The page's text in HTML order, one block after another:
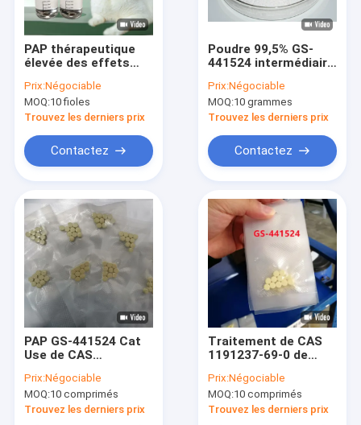
PAP thérapeutique
élevée des effets
441524 pour les
chats FIPV
Prix:Négociable
MOQ:10 fioles
Trouvez les derniers prix
Contactez
Poudre 99,5% GS-
441524 intermédiaire
Remdesivir
Prix:Négociable
MOQ:10 grammes
Trouvez les derniers prix
Contactez
PAP GS-441524 Cat
Use de CAS
1191237-69-0 de
poudre de Remdesivir
Prix:Négociable
MOQ:10 comprimés
Trouvez les derniers prix
Traitement de CAS
1191237-69-0 de
GS-441524 pour la
PAP chez les chats
Prix:Négociable
MOQ:10 comprimés
Trouvez les derniers prix